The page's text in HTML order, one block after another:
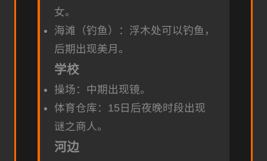
女。
海滩（钓鱼）：浮木处可以钓鱼，
后期出现美月。
学校
操场：中期出现镜。
体育仓库：15日后夜晚时段出现
谜之商人。
河边